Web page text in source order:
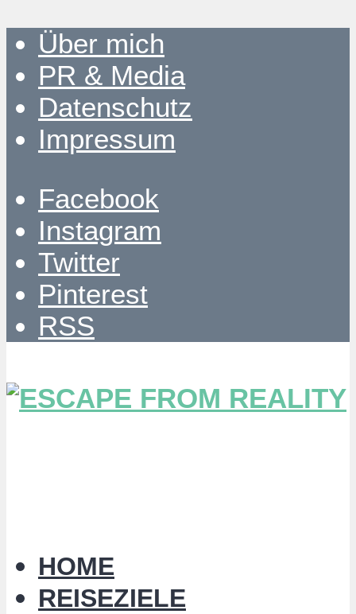
Über mich
PR & Media
Datenschutz
Impressum
Facebook
Instagram
Twitter
Pinterest
RSS
HOME
REISEZIELE